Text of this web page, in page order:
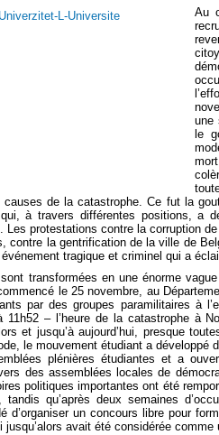
Au
une
le
de la catastrophe. Ce fut la
à travers différentes positions, a
Les protestations contre la corruption
contre la gentrification de la ville de
tragique et criminel qui a
transformées en une énorme
le 25 novembre, au
par des groupes paramilitaires à
11h52 – l’heure de la catastrophe à
et jusqu’à aujourd’hui, presque
le mouvement étudiant a
plénières étudiantes et a
des assemblées locales de
politiques importantes ont été
tandis qu’après deux semaines
d’organiser un concours libre pour
jusqu’alors avait été considérée